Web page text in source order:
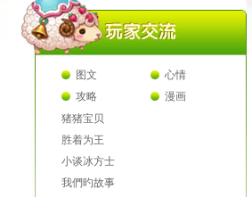
图文
心情
攻略
漫画
猪猪宝贝
胜着为王
小谈冰方士
我們旳故事